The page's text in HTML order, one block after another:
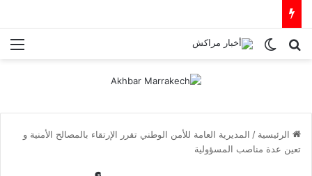
بحث عنالوضع المظلم
الرئيسية / المديرية العامة للأمن الوطني تقرر الإرتقاء بالمصالح الأمنية و
تعين عدة مناصب المسؤولية